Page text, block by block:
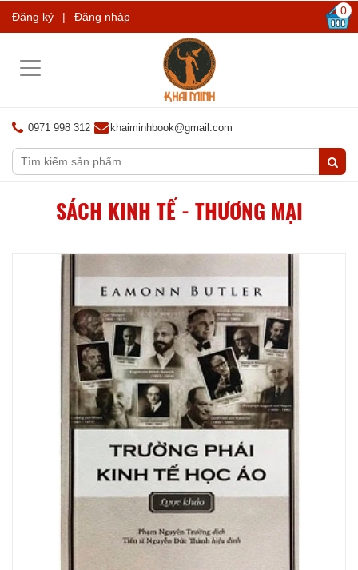
Đăng ký | Đăng nhập 0
Toggle
0971 998 312 khaiminhbook@gmail.com
SÁCH KINH TẾ - THƯƠNG MẠI